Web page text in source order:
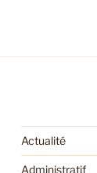
Actualité
Administratif